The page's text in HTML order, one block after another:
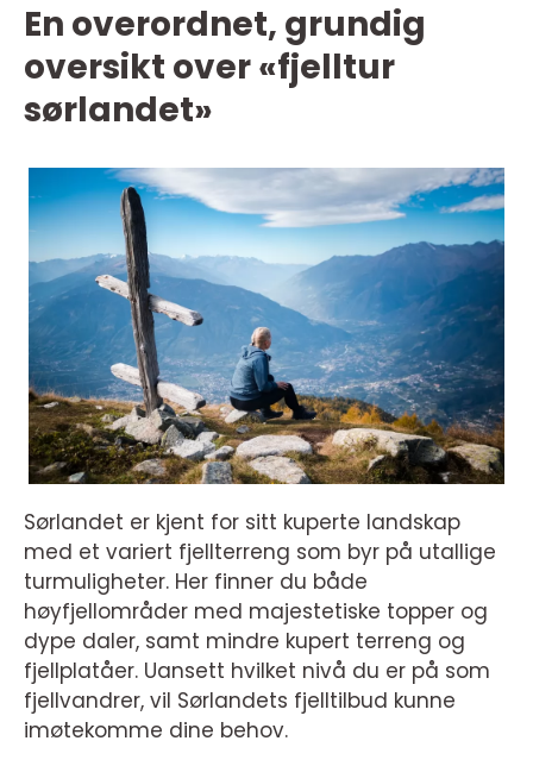
En overordnet, grundig
oversikt over «fjelltur
sørlandet»
Sørlandet er kjent for sitt kuperte landskap
med et variert fjellterreng som byr på utallige
turmuligheter. Her finner du både
høyfjellområder med majestetiske topper og
dype daler, samt mindre kupert terreng og
fjellplatåer. Uansett hvilket nivå du er på som
fjellvandrer, vil Sørlandets fjelltilbud kunne
imøtekomme dine behov.